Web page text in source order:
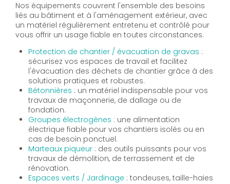
Nos équipements couvrent l'ensemble des besoins
liés au bâtiment et à l'aménagement extérieur, avec
un matériel régulièrement entretenu et contrôlé pour
vous offrir un usage fiable en toutes circonstances.
Protection de chantier / évacuation de gravas :
sécurisez vos espaces de travail et facilitez
l'évacuation des déchets de chantier grâce à des
solutions pratiques et robustes.
Bétonnières : un matériel indispensable pour vos
travaux de maçonnerie, de dallage ou de
fondation.
Groupes électrogènes : une alimentation
électrique fiable pour vos chantiers isolés ou en
cas de besoin ponctuel.
Marteaux piqueur : des outils puissants pour vos
travaux de démolition, de terrassement et de
rénovation.
Espaces verts / Jardinage : tondeuses, taille-haies